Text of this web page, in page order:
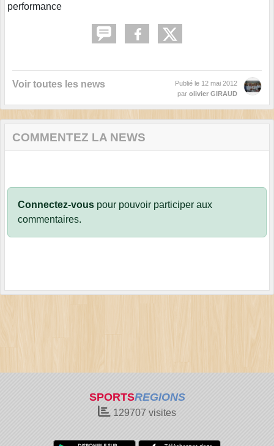
performance
Voir toutes les news Publié le 12 mai 2012
par olivier GIRAUD
COMMENTEZ LA NEWS
Connectez-vous pour pouvoir participer aux
commentaires.
SPORTSREGIONS
129707 visites